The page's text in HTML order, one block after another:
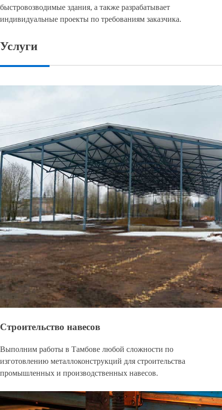
быстровозводимые здания, а также разрабатывает
индивидуальные проекты по требованиям заказчика.
Услуги
Строительство навесов
Выполним работы в Тамбове любой сложности по
изготовлению металлоконструкций для строительства
промышленных и производственных навесов.